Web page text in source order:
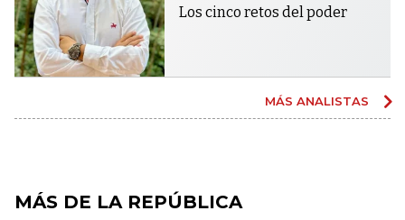
Los cinco retos del poder
MÁS ANALISTAS
MÁS DE LA REPÚBLICA